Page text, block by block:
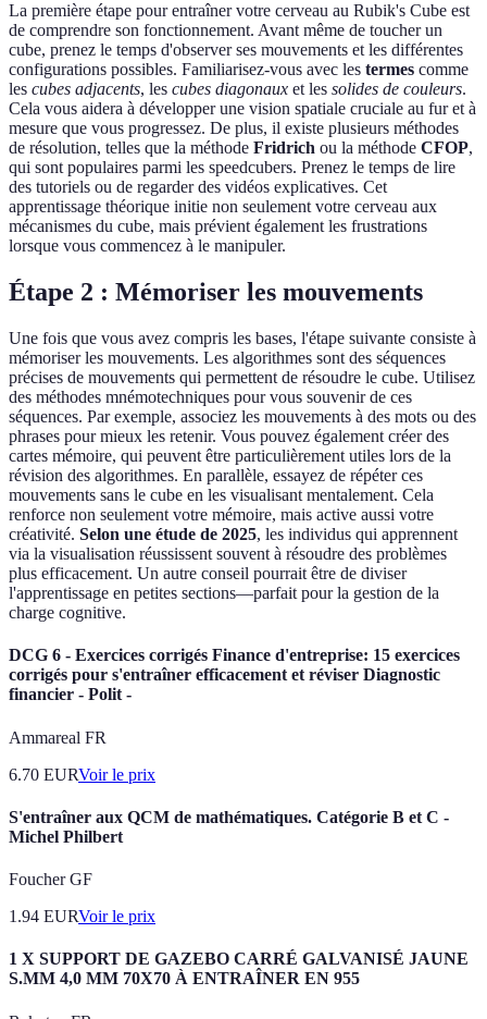
La première étape pour entraîner votre cerveau au Rubik's Cube est
de comprendre son fonctionnement. Avant même de toucher un
cube, prenez le temps d'observer ses mouvements et les différentes
configurations possibles. Familiarisez-vous avec les termes comme
les cubes adjacents, les cubes diagonaux et les solides de couleurs.
Cela vous aidera à développer une vision spatiale cruciale au fur et à
mesure que vous progressez. De plus, il existe plusieurs méthodes
de résolution, telles que la méthode Fridrich ou la méthode CFOP,
qui sont populaires parmi les speedcubers. Prenez le temps de lire
des tutoriels ou de regarder des vidéos explicatives. Cet
apprentissage théorique initie non seulement votre cerveau aux
mécanismes du cube, mais prévient également les frustrations
lorsque vous commencez à le manipuler.
Étape 2 : Mémoriser les mouvements
Une fois que vous avez compris les bases, l'étape suivante consiste à
mémoriser les mouvements. Les algorithmes sont des séquences
précises de mouvements qui permettent de résoudre le cube. Utilisez
des méthodes mnémotechniques pour vous souvenir de ces
séquences. Par exemple, associez les mouvements à des mots ou des
phrases pour mieux les retenir. Vous pouvez également créer des
cartes mémoire, qui peuvent être particulièrement utiles lors de la
révision des algorithmes. En parallèle, essayez de répéter ces
mouvements sans le cube en les visualisant mentalement. Cela
renforce non seulement votre mémoire, mais active aussi votre
créativité. Selon une étude de 2025, les individus qui apprennent
via la visualisation réussissent souvent à résoudre des problèmes
plus efficacement. Un autre conseil pourrait être de diviser
l'apprentissage en petites sections—parfait pour la gestion de la
charge cognitive.
DCG 6 - Exercices corrigés Finance d'entreprise: 15 exercices
corrigés pour s'entraîner efficacement et réviser Diagnostic
financier - Polit -
Ammareal FR
6.70 EURVoir le prix
S'entraîner aux QCM de mathématiques. Catégorie B et C -
Michel Philbert
Foucher GF
1.94 EURVoir le prix
1 X SUPPORT DE GAZEBO CARRÉ GALVANISÉ JAUNE
S.MM 4,0 MM 70X70 À ENTRAÎNER EN 955